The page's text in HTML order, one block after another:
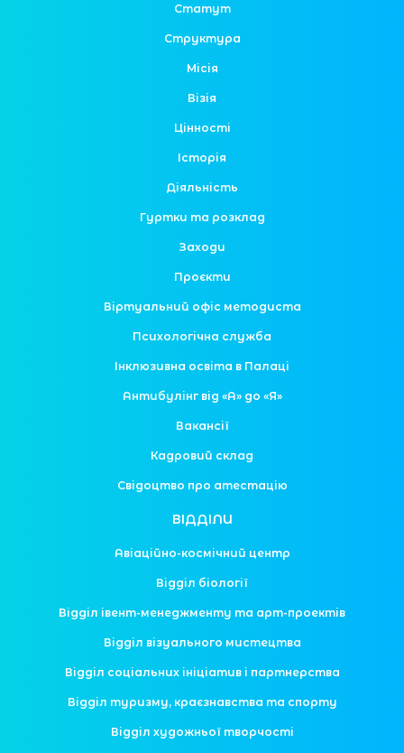
Статут
Структура
Місія
Візія
Цінності
Історія
Діяльність
Гуртки та розклад
Заходи
Проєкти
Віртуальний офіс методиста
Психологічна служба
Інклюзивна освіта в Палаці
Антибулінг від «А» до «Я»
Вакансії
Кадровий склад
Свідоцтво про атестацію
ВІДДІЛИ
Авіаційно-космічний центр
Відділ біології
Відділ івент-менеджменту та арт-проектів
Відділ візуального мистецтва
Відділ соціальних ініціатив і партнерства
Відділ туризму, краєзнавства та спорту
Відділ художньої творчості